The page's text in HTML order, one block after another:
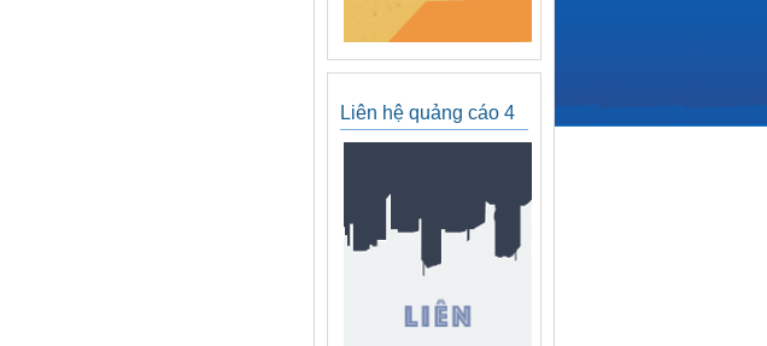
Liên hệ quảng cáo 4